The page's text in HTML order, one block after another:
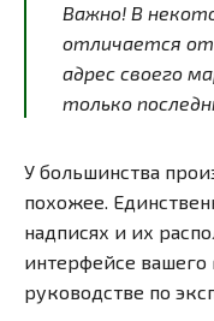
Важно! В
отличается
адрес своего
только
У большинства
похожее.
надписях и их
интерфейсе
руководстве по